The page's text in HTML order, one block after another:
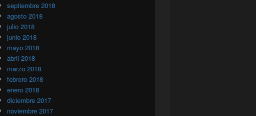
septiembre 2018
agosto 2018
julio 2018
junio 2018
mayo 2018
abril 2018
marzo 2018
febrero 2018
enero 2018
diciembre 2017
noviembre 2017